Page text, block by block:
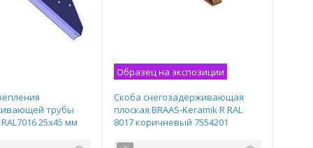
трубы
25х45 мм
Образец на экспозиции
Скоба снегозадерживающая
плоская BRAAS-Keramik R RAL
8017 коричневый 7554201